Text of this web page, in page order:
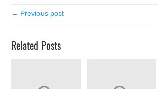
← Previous post
Related Posts